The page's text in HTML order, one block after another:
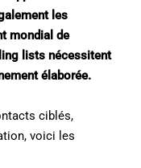
les
mondial de
lists nécessitent
élaborée.
ciblés,
voici les